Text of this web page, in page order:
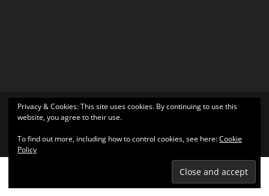
WordPress
Privacy & Cookies: This site uses cookies. By continuing to use this
website, you agree to their use.
To find out more, including how to control cookies, see here:Cookie
Policy